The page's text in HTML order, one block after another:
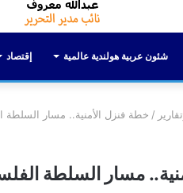
شئون عربية هولندية عالمية إقتصاد
/ خطة فنزل الأمنية.. مسار السلطة
مسار السلطة